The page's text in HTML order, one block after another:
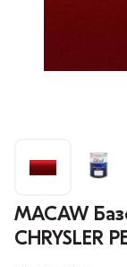
MACAW
CHRYSLER